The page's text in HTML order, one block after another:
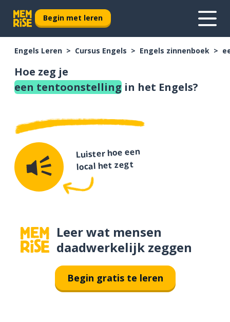
Begin met leren
Engels Leren Cursus Engels Engels zinnenboek
Hoe zeg je
een tentoonstelling in het Engels?
Luister hoe een
local het zegt
Leer wat mensen
daadwerkelijk zeggen
Begin gratis te leren